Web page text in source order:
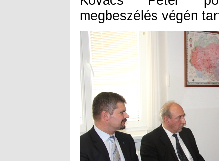
megbeszélés végén